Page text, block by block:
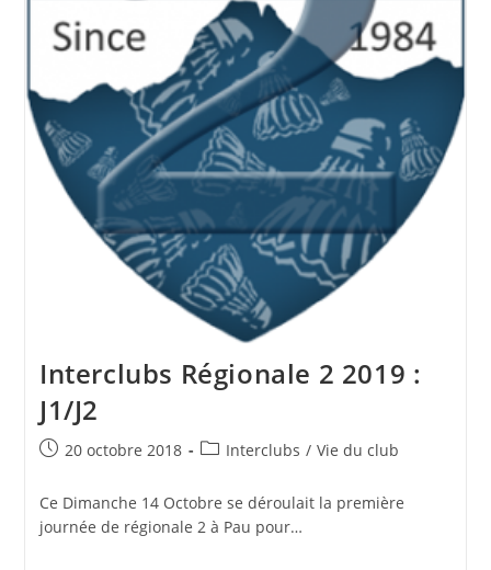
Interclubs Régionale 2 2019 :
J1/J2
Publication
20 octobre 2018
PostInterclubs / Vie du club
Ce Dimanche 14 Octobre se déroulait la première
journée de régionale 2 à Pau pour…